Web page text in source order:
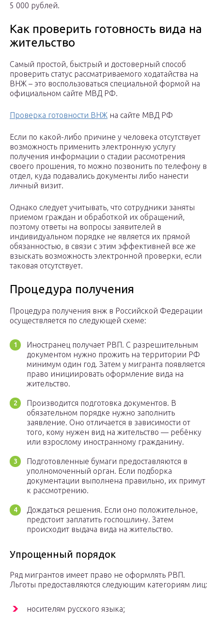
5 000 рублей.
Как проверить готовность вида на
жительство
Самый простой, быстрый и достоверный способ
проверить статус рассматриваемого ходатайства на
ВНЖ – это воспользоваться специальной формой на
официальном сайте МВД РФ.
Проверка готовности ВНЖ на сайте МВД РФ
Если по какой-либо причине у человека отсутствует
возможность применить электронную услугу
получения информации о стадии рассмотрения
своего прошения, то можно позвонить по телефону в
отдел, куда подавались документы либо нанести
личный визит.
Однако следует учитывать, что сотрудники заняты
приемом граждан и обработкой их обращений,
поэтому ответы на вопросы заявителей в
индивидуальном порядке не является их прямой
обязанностью, в связи с этим эффективней все же
взыскать возможность электронной проверки, если
таковая отсутствует.
Процедура получения
Процедура получения внж в Российской Федерации
осуществляется по следующей схеме:
Иностранец получает РВП. С разрешительным
документом нужно прожить на территории РФ
минимум один год. Затем у мигранта появляется
право инициировать оформление вида на
жительство.
Производится подготовка документов. В
обязательном порядке нужно заполнить
заявление. Оно отличается в зависимости от
того, кому нужен вид на жительство — ребёнку
или взрослому иностранному гражданину.
Подготовленные бумаги предоставляются в
уполномоченный орган. Если подборка
документации выполнена правильно, их примут
к рассмотрению.
Дождаться решения. Если оно положительное,
предстоит заплатить госпошлину. Затем
происходит выдача вида на жительство.
Упрощенный порядок
Ряд мигрантов имеет право не оформлять РВП.
Льготы предоставляются следующим категориям лиц:
носителям русского языка;